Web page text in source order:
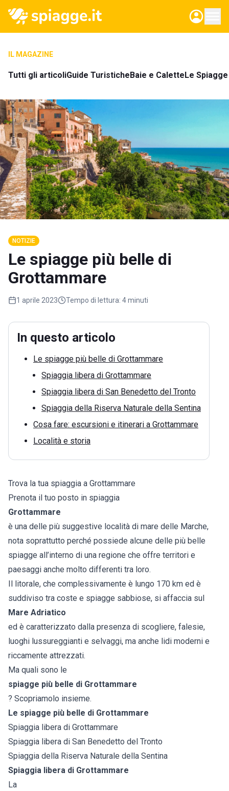
IL MAGAZINE
Tutti gli articoliGuide TuristicheBaie e CaletteLe
NOTIZIE
Le spiagge più belle di
Grottammare
1 aprile 2023 Tempo di lettura: 4 minuti
In questo articolo
Le spiagge più belle di Grottammare
Spiaggia libera di Grottammare
Spiaggia libera di San Benedetto del Tronto
Spiaggia della Riserva Naturale della Sentina
Cosa fare: escursioni e itinerari a Grottammare
Località e storia
Trova la tua spiaggia a Grottammare
Prenota il tuo posto in spiaggia
Grottammare
è una delle più suggestive località di mare delle Marche,
nota soprattutto perché possiede alcune delle più belle
spiagge all’interno di una regione che offre territori e
paesaggi anche molto differenti tra loro.
Il litorale, che complessivamente è lungo 170 km ed è
suddiviso tra coste e spiagge sabbiose, si affaccia sul
Mare Adriatico
ed è caratterizzato dalla presenza di scogliere, falesie,
luoghi lussureggianti e selvaggi, ma anche lidi moderni e
riccamente attrezzati.
Ma quali sono le
spiagge più belle di Grottammare
? Scopriamolo insieme.
Le spiagge più belle di Grottammare
Spiaggia libera di Grottammare
Spiaggia libera di San Benedetto del Tronto
Spiaggia della Riserva Naturale della Sentina
Spiaggia libera di Grottammare
La